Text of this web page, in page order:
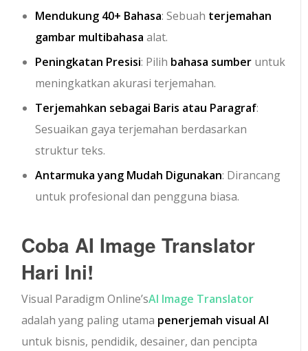
Mendukung 40+ Bahasa: Sebuah terjemahan
gambar multibahasa alat.
Peningkatan Presisi: Pilih bahasa sumber untuk
meningkatkan akurasi terjemahan.
Terjemahkan sebagai Baris atau Paragraf:
Sesuaikan gaya terjemahan berdasarkan
struktur teks.
Antarmuka yang Mudah Digunakan: Dirancang
untuk profesional dan pengguna biasa.
Coba AI Image Translator
Hari Ini!
Visual Paradigm Online’sAI Image Translator
adalah yang paling utama penerjemah visual AI
untuk bisnis, pendidik, desainer, dan pencipta